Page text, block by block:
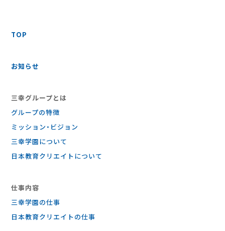
TOP
お知らせ
三幸グループとは
グループの特徴
ミッション・ビジョン
三幸学園について
日本教育クリエイトについて
仕事内容
三幸学園の仕事
⽇本教育クリエイトの仕事